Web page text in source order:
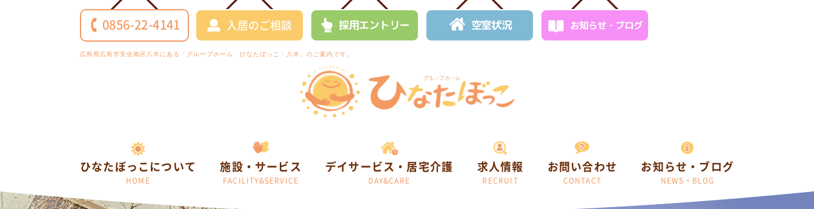
広島県広島市安佐南区八木にある「グループホーム ひなたぼっこ・八木」のご案内です。
0856-22-4141 入居のご相談 採用エントリー 空室状況 お知らせ・ブログ
ひなたぼっこについて
HOME
施設・サービス
FACILITY&SERVICE
デイサービス・居宅介護
DAY&CARE
求人情報
RECRUIT
お問い合わせ
CONTACT
お知らせ・ブログ
NEWS・BLOG